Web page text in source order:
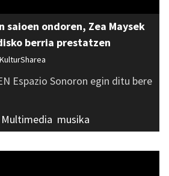
saioen ondoren, Zea Maysek
berria prestatzen
KulturSharea
Espazio Sonoron egin ditu bere
Multimedia musika